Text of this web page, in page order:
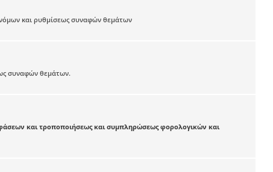
και ρυθμίσεως συναφών θεμάτων
συναφών θεμάτων.
και τροποποιήσεως και συμπληρώσεως φορολογικών και